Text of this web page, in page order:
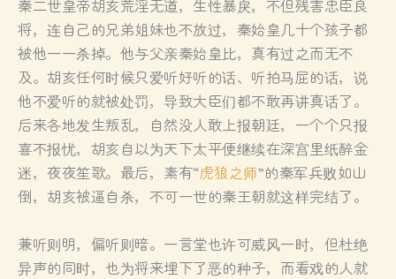
秦二世皇帝胡亥荒淫无道，生性暴戾，不但残害忠臣良
将，连自己的兄弟姐妹也不放过，秦始皇几十个孩子都
被他一一杀掉。他与父亲秦始皇比，真有过之而无不
及。胡亥任何时候只爱听好听的话、听拍马屁的话，说
他不爱听的就被处罚，导致大臣们都不敢再讲真话了。
后来各地发生叛乱，自然没人敢上报朝廷，一个个只报
喜不报忧，胡亥自以为天下太平便继续在深宫里纸醉金
迷，夜夜笙歌。最后，素有“虎狼之师”的秦军兵败如山
倒，胡亥被逼自杀，不可一世的秦王朝就这样完结了。
兼听则明，偏听则暗。一言堂也许可威风一时，但杜绝
异声的同时，也为将来埋下了恶的种子，而看戏的人就